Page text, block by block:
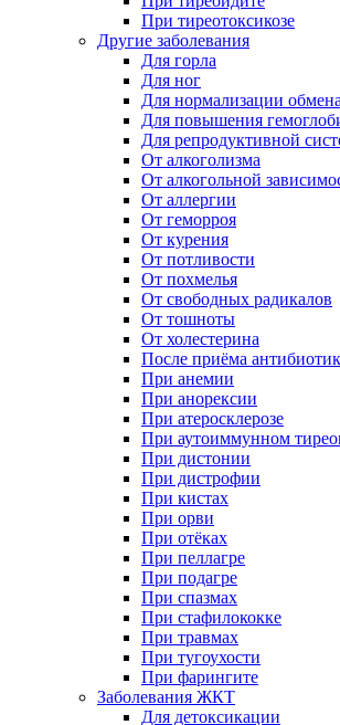
При тиреотоксикозе
Другие заболевания
Для горла
Для ног
Для нормализации
Для повышения
Для репродуктивной
От алкоголизма
От алкогольной
От аллергии
От геморроя
От курения
От потливости
От похмелья
От свободных радикалов
От тошноты
От холестерина
После приёма
При анемии
При анорексии
При атеросклерозе
При аутоиммунном
При дистонии
При дистрофии
При кистах
При орви
При отёках
При пеллагре
При подагре
При спазмах
При стафилококке
При травмах
При тугоухости
При фарингите
Заболевания ЖКТ
Для детоксикации